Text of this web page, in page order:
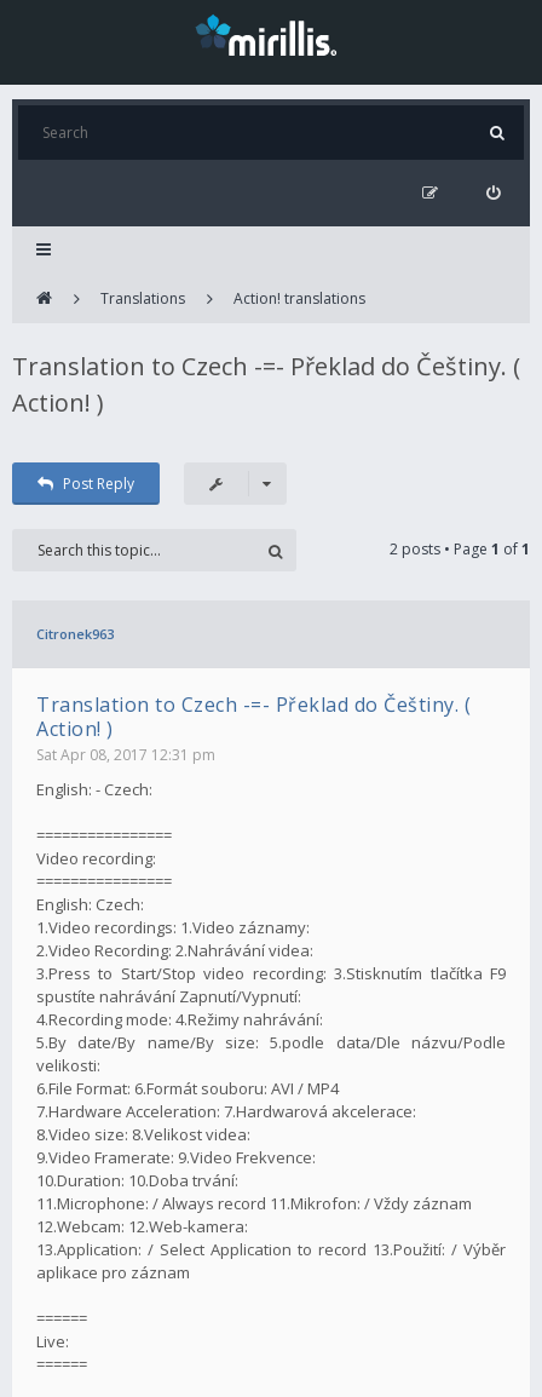
Translations Action! translations
Translation to Czech -=- Překlad do Češtiny. (
Action! )
Post Reply
2 posts • Page 1 of1
Citronek963
Translation to Czech -=- Překlad do Češtiny. (
Action! )
Sat Apr 08, 2017 12:31 pm
English: - Czech:
================
Video recording:
================
English: Czech:
1.Video recordings: 1.Video záznamy:
2.Video Recording: 2.Nahrávání videa:
3.Press to Start/Stop video recording: 3.Stisknutím tlačítka F9
spustíte nahrávání Zapnutí/Vypnutí:
4.Recording mode: 4.Režimy nahrávání:
5.By date/By name/By size: 5.podle data/Dle názvu/Podle
velikosti:
6.File Format: 6.Formát souboru: AVI / MP4
7.Hardware Acceleration: 7.Hardwarová akcelerace:
8.Video size: 8.Velikost videa:
9.Video Framerate: 9.Video Frekvence:
10.Duration: 10.Doba trvání:
11.Microphone: / Always record 11.Mikrofon: / Vždy záznam
12.Webcam: 12.Web-kamera:
13.Application: / Select Application to record 13.Použití: / Výběr
aplikace pro záznam
======
Live:
======